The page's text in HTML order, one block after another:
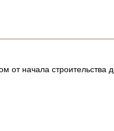
от начала строительства